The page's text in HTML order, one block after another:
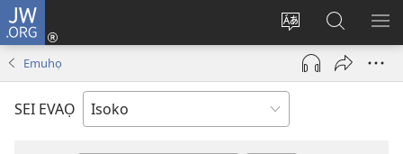
JW.ORG
Nwene
ẹvẹrẹ
Ro
Eva
(opens
window)
Gwọlọ
JW.ORG
Emuhọ
SEI EVAỌ